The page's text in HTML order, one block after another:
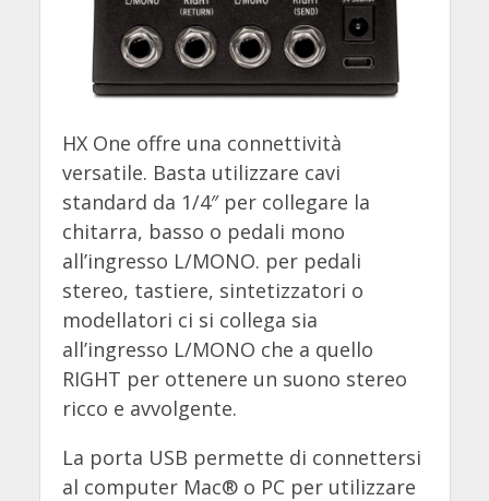
HX One offre una connettività
versatile. Basta utilizzare cavi
standard da 1/4″ per collegare la
chitarra, basso o pedali mono
all’ingresso L/MONO. per pedali
stereo, tastiere, sintetizzatori o
modellatori ci si collega sia
all’ingresso L/MONO che a quello
RIGHT per ottenere un suono stereo
ricco e avvolgente.
La porta USB permette di connettersi
al computer Mac® o PC per utilizzare